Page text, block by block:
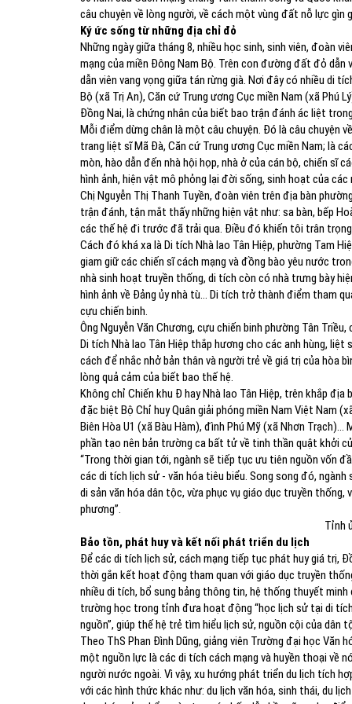
câu chuyện về lòng người, về cách một vùng đất nỗ lực
Ký ức sống từ những địa chỉ đỏ
Những ngày giữa tháng 8, nhiều học sinh, sinh viên, đoàn
mạng của miền Đông Nam Bộ. Trên con đường đất đỏ
dẫn viên vang vọng giữa tán rừng già. Nơi đây có nhiều di
Bộ (xã Trị An), Căn cứ Trung ương Cục miền Nam (xã Phú
Đồng Nai, là chứng nhân của biết bao trận đánh ác liệt
Mỗi điểm dừng chân là một câu chuyện. Đó là câu chuyện
trang liệt sĩ Mã Đà, Căn cứ Trung ương Cục miền Nam; là
mòn, hào dẫn đến nhà hội họp, nhà ở của cán bộ, chiến sĩ
hình ảnh, hiện vật mô phỏng lại đời sống, sinh hoạt của
Chị Nguyễn Thị Thanh Tuyền, đoàn viên trên địa bàn
trận đánh, tận mắt thấy những hiện vật như: sa bàn, bếp
các thế hệ đi trước đã trải qua. Điều đó khiến tôi trân trọng
Cách đó khá xa là Di tích Nhà lao Tân Hiệp, phường Tam
giam giữ các chiến sĩ cách mạng và đồng bào yêu nước
nhà sinh hoạt truyền thống, di tích còn có nhà trưng bày
hình ảnh về Đảng ủy nhà tù... Di tích trở thành điểm tham
cựu chiến binh.
Ông Nguyễn Văn Chương, cựu chiến binh phường Tân
Di tích Nhà lao Tân Hiệp thắp hương cho các anh hùng,
cách để nhắc nhở bản thân và người trẻ về giá trị của hòa
lòng quả cảm của biết bao thế hệ.
Không chỉ Chiến khu Đ hay Nhà lao Tân Hiệp, trên khắp
đặc biệt Bộ Chỉ huy Quân giải phóng miền Nam Việt Nam
Biên Hòa U1 (xã Bàu Hàm), đình Phú Mỹ (xã Nhơn
phần tạo nên bản trường ca bất tử về tinh thần quật khởi
“Trong thời gian tới, ngành sẽ tiếp tục ưu tiên nguồn vốn
các di tích lịch sử - văn hóa tiêu biểu. Song song đó,
di sản văn hóa dân tộc, vừa phục vụ giáo dục truyền
phương”.
Tỉnh
Bảo tồn, phát huy và kết nối phát triển du lịch
Để các di tích lịch sử, cách mạng tiếp tục phát huy giá trị,
thời gắn kết hoạt động tham quan với giáo dục truyền
nhiều di tích, bổ sung bảng thông tin, hệ thống thuyết
trường học trong tỉnh đưa hoạt động “học lịch sử tại di
nguồn”, giúp thế hệ trẻ tìm hiểu lịch sử, nguồn cội của dân
Theo ThS Phan Đình Dũng, giảng viên Trường đại học Văn
một nguồn lực là các di tích cách mạng và huyền thoại về
người nước ngoài. Vì vậy, xu hướng phát triển du lịch tích
với các hình thức khác như: du lịch văn hóa, sinh thái, du